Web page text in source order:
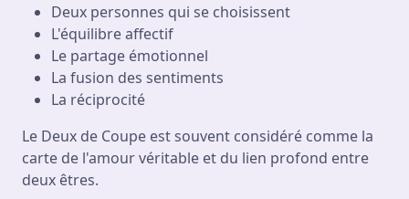
Deux personnes qui se choisissent
L'équilibre affectif
Le partage émotionnel
La fusion des sentiments
La réciprocité
Le Deux de Coupe est souvent considéré comme la
carte de l'amour véritable et du lien profond entre
deux êtres.